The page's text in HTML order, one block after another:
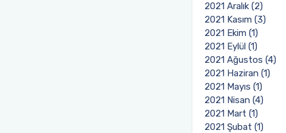
2021 Aralık (2)
2021 Kasım (3)
2021 Ekim (1)
2021 Eylül (1)
2021 Ağustos (4)
2021 Haziran (1)
2021 Mayıs (1)
2021 Nisan (4)
2021 Mart (1)
2021 Şubat (1)